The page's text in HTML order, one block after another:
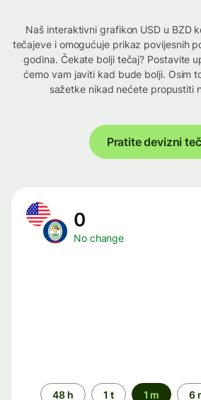
Naš interaktivni grafikon USD u BZD
tečajeve i omogućuje prikaz povijesnih
godina. Čekate bolji tečaj? Postavite
ćemo vam javiti kad bude bolji. Osim
sažetke nikad nećete propustiti
Pratite devizni
0
No change
Time 48 h 1 t 1 m 6